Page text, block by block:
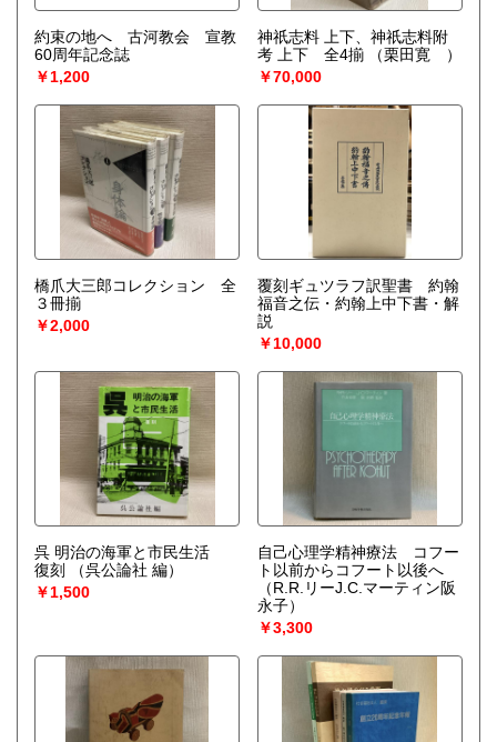
約束の地へ 古河教会 宣教
60周年記念誌
￥1,200
神祇志料 上下、神祇志料附
考 上下 全4揃
（栗田寛 ）
￥70,000
橋爪大三郎コレクション 全
３冊揃
￥2,000
覆刻ギュツラフ訳聖書 約翰
福音之伝・約翰上中下書・解
説
￥10,000
呉 明治の海軍と市民生活
復刻
（呉公論社 編）
￥1,500
自己心理学精神療法 コフー
ト以前からコフート以後へ
（R.R.リーJ.C.マーティン阪
永子）
￥3,300